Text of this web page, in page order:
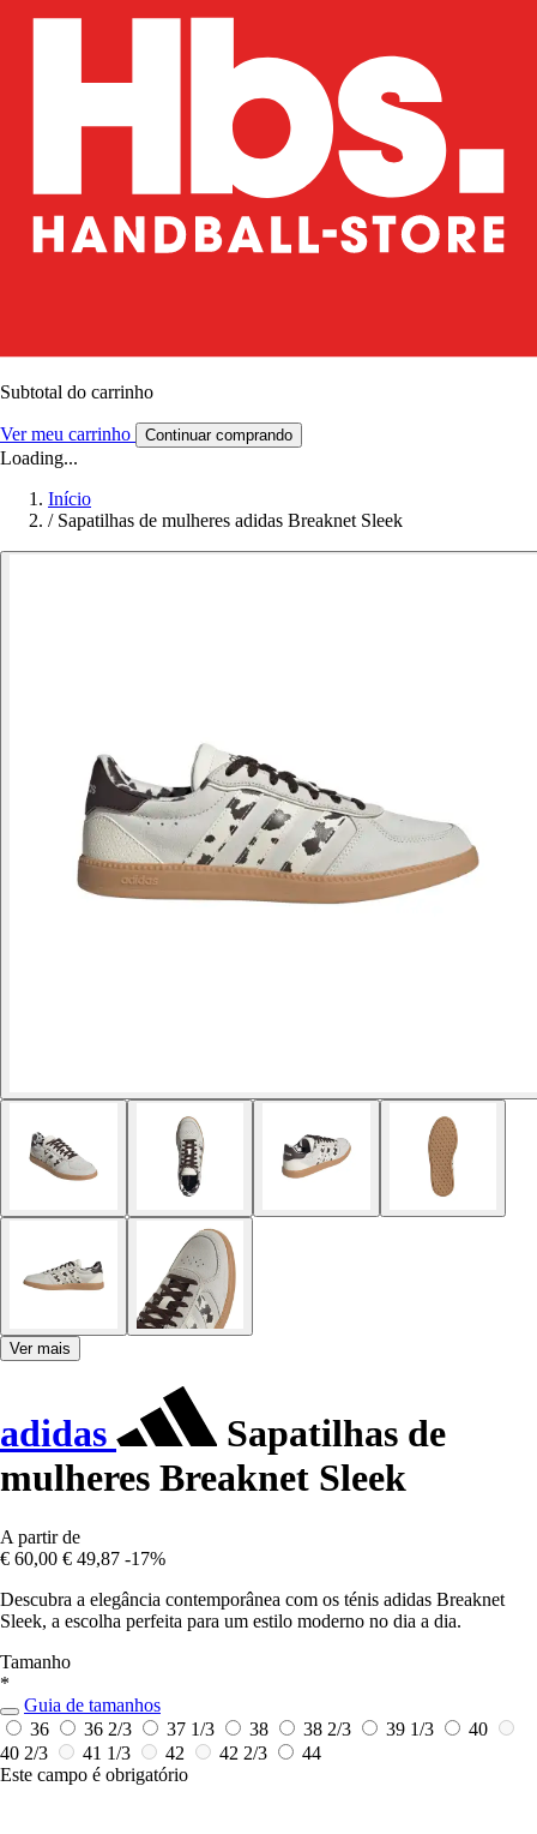
Subtotal do carrinho
Ver meu carrinho Continuar comprando
Loading...
Início
/ Sapatilhas de mulheres adidas Breaknet Sleek
Ver mais
adidas
Sapatilhas de
mulheres Breaknet Sleek
A partir de
€ 60,00 € 49,87 -17%
Descubra a elegância contemporânea com os ténis adidas Breaknet
Sleek, a escolha perfeita para um estilo moderno no dia a dia.
Tamanho
*
Guia de tamanhos
36
36 2/3 37 1/3 38 38 2/3 39 1/3
40
40 2/3
41 1/3 42 42 2/3
44
Este campo é obrigatório